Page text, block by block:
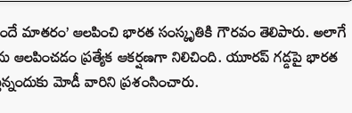
మాతరం’ ఆలపించి భారత సంస్కృతికి గౌరవం తెలిపారు. అలాగే
ఆలపించడం ప్రత్యేక ఆకర్షణగా నిలిచింది. యూరప్ గడ్డపై భారత
మోడీ వారిని ప్రశంసించారు.